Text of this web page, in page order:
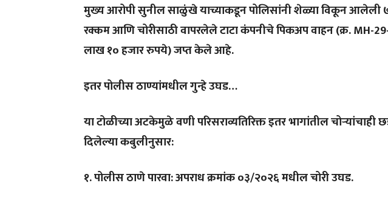
मुख्य आरोपी सुनील साळुंखे याच्याकडून पोलिसांनी शेळ्या विकून आलेली
रक्कम आणि चोरीसाठी वापरलेले टाटा कंपनीचे पिकअप वाहन (क्र. MH-
लाख १० हजार रुपये) जप्त केले आहे.
इतर पोलीस ठाण्यांमधील गुन्हे उघड…
या टोळीच्या अटकेमुळे वणी परिसराव्यतिरिक्त इतर भागांतील
दिलेल्या कबुलीनुसार:
१. पोलीस ठाणे पारवा: अपराध क्रमांक ०३/२०२६ मधील चोरी उघड.